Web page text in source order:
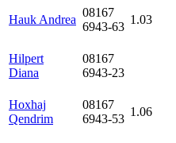
Hauk Andrea
08167
6943-63
1.03
Hilpert
Diana
08167
6943-23
Hoxhaj
Qendrim
08167
6943-53
1.06